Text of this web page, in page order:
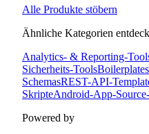
Alle Produkte stöbern
Ähnliche Kategorien
Analytics- & Reporting-
Sicherheits-Tools
SchemasREST-API-
SkripteAndroid-App-
Powered by